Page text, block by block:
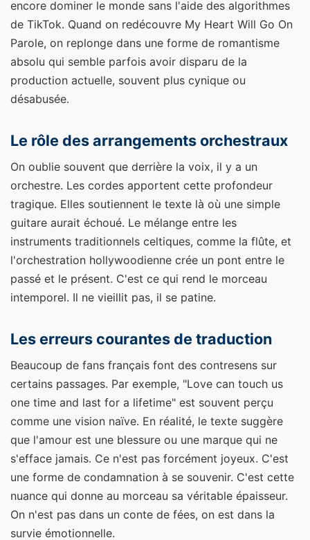
encore dominer le monde sans l'aide des algorithmes
de TikTok. Quand on redécouvre My Heart Will Go On
Parole, on replonge dans une forme de romantisme
absolu qui semble parfois avoir disparu de la
production actuelle, souvent plus cynique ou
désabusée.
Le rôle des arrangements orchestraux
On oublie souvent que derrière la voix, il y a un
orchestre. Les cordes apportent cette profondeur
tragique. Elles soutiennent le texte là où une simple
guitare aurait échoué. Le mélange entre les
instruments traditionnels celtiques, comme la flûte, et
l'orchestration hollywoodienne crée un pont entre le
passé et le présent. C'est ce qui rend le morceau
intemporel. Il ne vieillit pas, il se patine.
Les erreurs courantes de traduction
Beaucoup de fans français font des contresens sur
certains passages. Par exemple, "Love can touch us
one time and last for a lifetime" est souvent perçu
comme une vision naïve. En réalité, le texte suggère
que l'amour est une blessure ou une marque qui ne
s'efface jamais. Ce n'est pas forcément joyeux. C'est
une forme de condamnation à se souvenir. C'est cette
nuance qui donne au morceau sa véritable épaisseur.
On n'est pas dans un conte de fées, on est dans la
survie émotionnelle.